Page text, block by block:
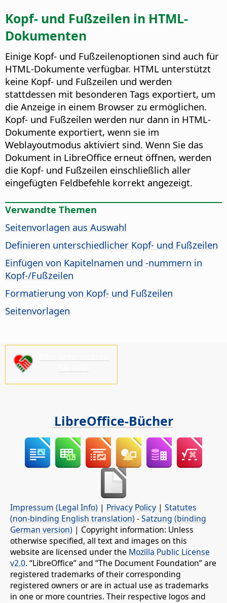
Kopf- und Fußzeilen in HTML-
Dokumenten
Einige Kopf- und Fußzeilenoptionen sind auch für
HTML-Dokumente verfügbar. HTML unterstützt
keine Kopf- und Fußzeilen und werden
stattdessen mit besonderen Tags exportiert, um
die Anzeige in einem Browser zu ermöglichen.
Kopf- und Fußzeilen werden nur dann in HTML-
Dokumente exportiert, wenn sie im
Weblayoutmodus aktiviert sind. Wenn Sie das
Dokument in LibreOffice erneut öffnen, werden
die Kopf- und Fußzeilen einschließlich aller
eingefügten Feldbefehle korrekt angezeigt.
Verwandte Themen
Seitenvorlagen aus Auswahl
Definieren unterschiedlicher Kopf- und Fußzeilen
Einfügen von Kapitelnamen und -nummern in
Kopf-/Fußzeilen
Formatierung von Kopf- und Fußzeilen
Seitenvorlagen
LibreOffice-Bücher
Impressum (Legal Info) | Privacy Policy | Statutes
(non-binding English translation) -Satzung (binding
German version) | Copyright information: Unless
otherwise specified, all text and images on this
website are licensed under the Mozilla Public License
v2.0. “LibreOffice” and “The Document Foundation” are
registered trademarks of their corresponding
registered owners or are in actual use as trademarks
in one or more countries. Their respective logos and